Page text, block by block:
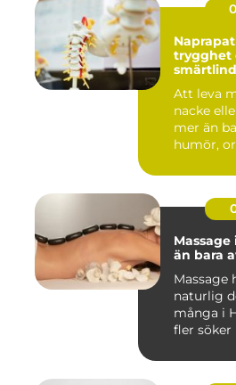
Naprapat
trygghet
Att leva
nacke
mer än
humör,
Massage i
än bara
Massage
naturlig
många i
fler söker